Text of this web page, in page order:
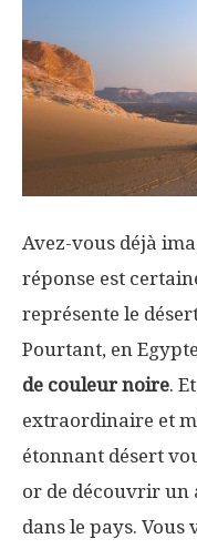
Avez-vous déjà
réponse est
représente le
Pourtant, en
de couleur noire.
extraordinaire et
étonnant désert
or de découvrir un
dans le pays. Vous